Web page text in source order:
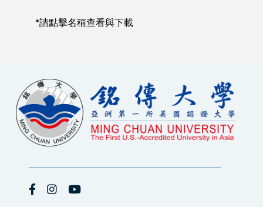
*請點擊名稱查看與下載